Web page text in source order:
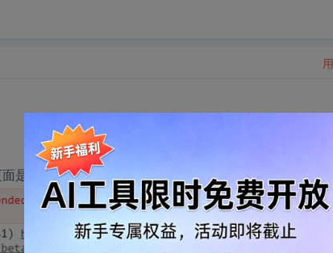
是一片空白，发现有如下503错误，希望能够解释一下。